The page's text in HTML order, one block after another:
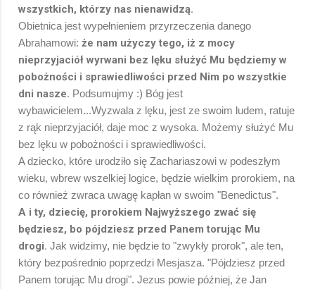
wszystkich, którzy nas nienawidzą.
Obietnica jest wypełnieniem przyrzeczenia danego
Abrahamowi: że nam użyczy tego, iż z mocy
nieprzyjaciół wyrwani bez lęku służyć Mu będziemy w
pobożności i sprawiedliwości przed Nim po wszystkie
dni nasze. Podsumujmy :) Bóg jest
wybawicielem...Wyzwala z lęku, jest ze swoim ludem, ratuje
z rąk nieprzyjaciół, daje moc z wysoka. Możemy służyć Mu
bez lęku w pobożności i sprawiedliwości.
A dziecko, które urodziło się Zachariaszowi w podeszłym
wieku, wbrew wszelkiej logice, będzie wielkim prorokiem, na
co również zwraca uwagę kapłan w swoim "Benedictus".
A i ty, dziecię, prorokiem Najwyższego zwać się
będziesz, bo pójdziesz przed Panem torując Mu
drogi. Jak widzimy, nie będzie to "zwykły prorok", ale ten,
który bezpośrednio poprzedzi Mesjasza. "Pójdziesz przed
Panem torując Mu drogi". Jezus powie później, że Jan